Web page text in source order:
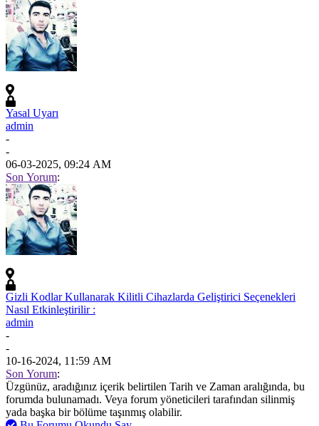
Yasal Uyarı
admin
-
-
06-03-2025, 09:24 AM
Son Yorum:
Gizli Kodlar Kullanarak Kilitli Cihazlarda Geliştirici Seçenekleri
Nasıl Etkinleştirilir :
admin
-
-
10-16-2024, 11:59 AM
Son Yorum:
Üzgünüz, aradığınız içerik belirtilen Tarih ve Zaman aralığında, bu
forumda bulunamadı. Veya forum yöneticileri tarafından silinmiş
yada başka bir bölüme taşınmış olabilir.